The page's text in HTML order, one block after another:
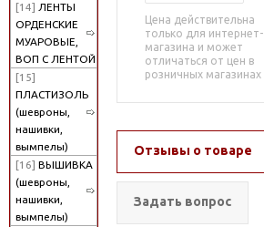
[14] ЛЕНТЫ
ОРДЕНСКИЕ
МУАРОВЫЕ,
ВОП С ЛЕНТОЙ
[15]
ПЛАСТИЗОЛЬ
(шевроны,
нашивки,
вымпелы)
[16] ВЫШИВКА
(шевроны,
нашивки,
вымпелы)
Цена действительна
только для интернет-
магазина и может
отличаться от цен в
розничных магазинах
Отзывы о товаре
Задать вопрос